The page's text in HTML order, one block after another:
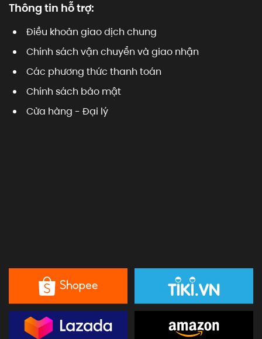
Thông tin hỗ trợ:
Điều khoản giao dịch chung
Chính sách vận chuyển và giao nhận
Các phương thức thanh toán
Chính sách bảo mật
Cửa hàng - Đại lý